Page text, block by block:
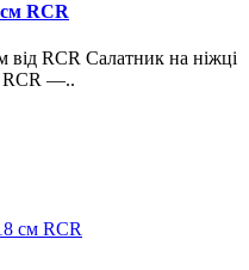
RCR
RCR Салатник на ніжці
RCR —..